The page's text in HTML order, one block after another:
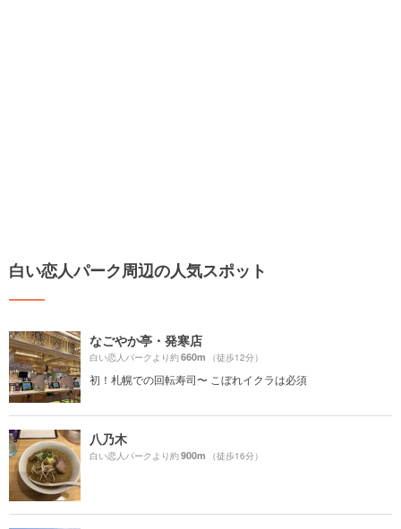
白い恋人パーク周辺の人気スポット
なごやか亭・発寒店
白い恋人パークより約660m （徒歩12分）
初！札幌での回転寿司〜 こぼれイクラは必須
八乃木
白い恋人パークより約900m （徒歩16分）